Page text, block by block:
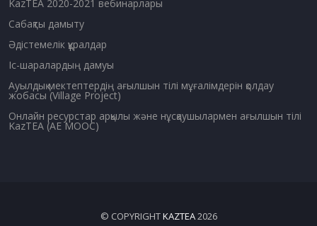
KazTEA 2020-2021 вебинарлары
Сабақты дамыту
Әдістемелік құралдар
Іс-шаралардың дамуы
Ауылдық мектептердің ағылшын тілі мұғалімдерін қолдау
жобасы (Village Project)
Онлайн ресурстар арқылы және нұсқаушылармен ағылшын тілі
KazTEA (AE MOOC)
© COPYRIGHTKAZTEA2026